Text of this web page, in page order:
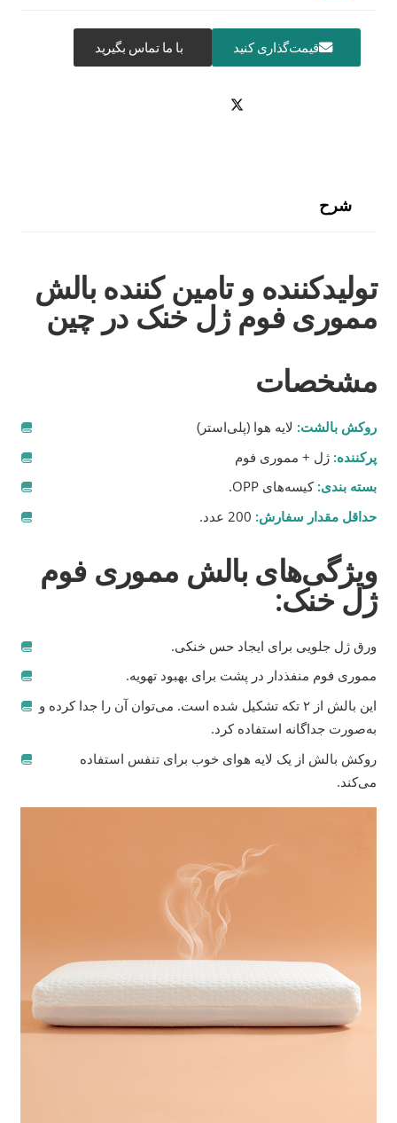
قیمت‌گذاری کنید با ما تماس بگیرید
شرح
تولیدکننده و تامین کننده بالش
مموری فوم ژل خنک در چین
مشخصات
روکش بالشت: لایه هوا (پلی‌استر)
پرکننده: ژل + مموری فوم
بسته بندی:کیسه‌های OPP.
حداقل مقدار سفارش: 200 عدد.
ویژگی‌های بالش مموری فوم
ژل خنک:
ورق ژل جلویی برای ایجاد حس خنکی.
مموری فوم منفذدار در پشت برای بهبود تهویه.
این بالش از ۲ تکه تشکیل شده است. می‌توان آن را جدا کرده و
به‌صورت جداگانه استفاده کرد.
روکش بالش از یک لایه هوای خوب برای تنفس استفاده
می‌کند.